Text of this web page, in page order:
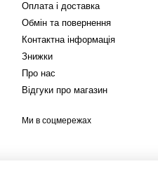
Оплата і доставка
Обмін та повернення
Контактна інформація
Знижки
Про нас
Відгуки про магазин
Ми в соцмережах